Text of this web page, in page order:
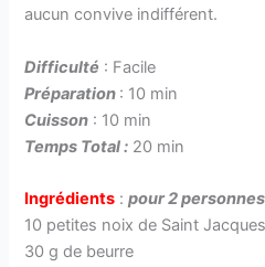
aucun convive indifférent.
Difficulté : Facile
Préparation : 10 min
Cuisson : 10 min
Temps Total : 20 min
Ingrédients :pour 2 personnes
10 petites noix de Saint Jacques
30 g de beurre